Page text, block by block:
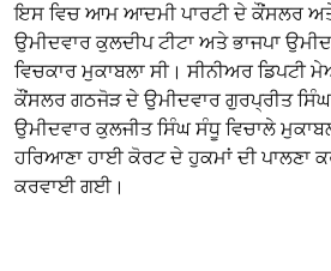
ਇਸ ਵਿਚ ਆਮ ਆਦਮੀ ਪਾਰਟੀ ਦੇ ਕੌਂਸਲਰ
ਉਮੀਦਵਾਰ ਕੁਲਦੀਪ ਟੀਟਾ ਅਤੇ ਭਾਜਪਾ
ਵਿਚਕਾਰ ਮੁਕਾਬਲਾ ਸੀ। ਸੀਨੀਅਰ
ਕੌਂਸਲਰ ਗਠਜੋੜ ਦੇ ਉਮੀਦਵਾਰ ਗੁਰਪ੍ਰੀਤ ਸਿੰਘ
ਉਮੀਦਵਾਰ ਕੁਲਜੀਤ ਸਿੰਘ ਸੰਧੂ ਵਿਚਾਲੇ
ਹਰਿਆਣਾ ਹਾਈ ਕੋਰਟ ਦੇ ਹੁਕਮਾਂ ਦੀ
ਕਰਵਾਈ ਗਈ।